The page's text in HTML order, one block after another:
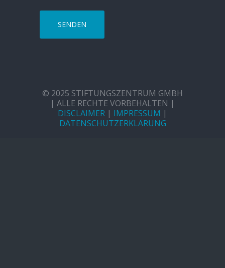
© 2025 STIFTUNGSZENTRUM GMBH
| ALLE RECHTE VORBEHALTEN |
DISCLAIMER | IMPRESSUM |
DATENSCHUTZERKLÄRUNG